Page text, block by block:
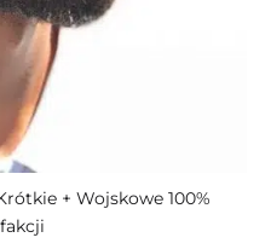
+ Wojskowe 100%